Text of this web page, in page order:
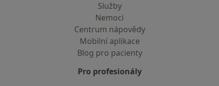
Služby
Nemoci
Centrum nápovědy
Mobilní aplikace
Blog pro pacienty
Pro profesionály